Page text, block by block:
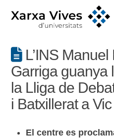
L’INS Manuel
Garriga guanya
la Lliga de
i Batxillerat a Vic
El centre es